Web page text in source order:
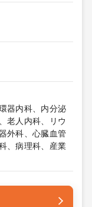
器内科、内分泌
老人内科、リウ
外科、心臓血管
、病理科、産業